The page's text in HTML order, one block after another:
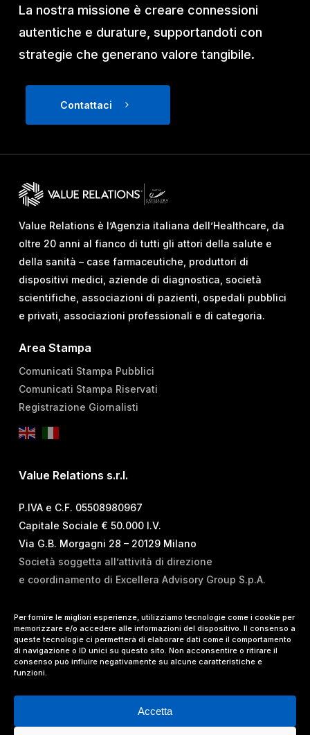
Per fornire le migliori esperienze, utilizziamo tecnologie come i cookie per
memorizzare e/o accedere alle informazioni del dispositivo. Il consenso a
queste tecnologie ci permetterà di elaborare dati come il comportamento
di navigazione o ID unici su questo sito. Non acconsentire o ritirare il
consenso può influire negativamente su alcune caratteristiche e
funzioni.
Accetta
La nostra missione è creare connessioni
autentiche e durature, supportandoti con
strategie che generano valore tangibile.
Contattaci
Value Relations è l’Agenzia italiana dell’Healthcare, da
oltre 20 anni al fianco di tutti gli attori della salute e
della sanità – case farmaceutiche, produttori di
dispositivi medici, aziende di diagnostica, società
scientifiche, associazioni di pazienti, ospedali pubblici
e privati, associazioni professionali e di categoria.
Area Stampa
Comunicati Stampa Pubblici
Comunicati Stampa Riservati
Registrazione Giornalisti
Value Relations s.r.l.
P.IVA e C.F. 05508980967
Capitale Sociale € 50.000 I.V.
Via G.B. Morgagni 28 – 20129 Milano
Società soggetta all’attività di direzione
e coordinamento di Excellera Advisory Group S.p.A.
T. +39 02 84 99 02 01
E.info@vrelations.it
Termini d’uso|Privacy Policy|Cookie Policy|